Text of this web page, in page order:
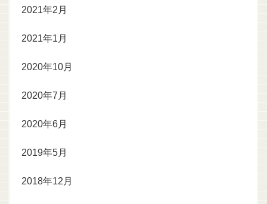
2021年2月
2021年1月
2020年10月
2020年7月
2020年6月
2019年5月
2018年12月